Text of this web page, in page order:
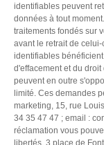
identifiables peuvent
données à tout
traitements fondés sur
avant le retrait de
identifiables
d'effacement et du
peuvent en outre
limité. Ces demandes
marketing, 15, rue
34 35 47 47 ; email :
réclamation vous
libertés, 3 place de